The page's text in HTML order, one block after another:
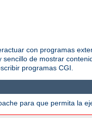
con programas
de mostrar
programas CGI.
para que permita la